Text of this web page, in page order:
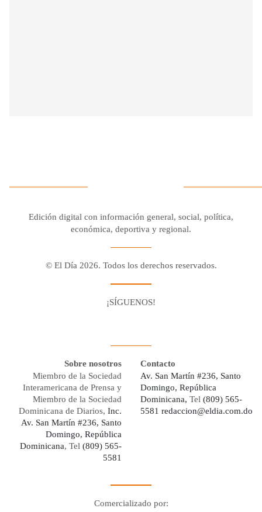
Edición digital con información general, social, política,
económica, deportiva y regional.
© El Día 2026. Todos los derechos reservados.
¡SÍGUENOS!
Sobre nosotros
Miembro de la Sociedad
Interamericana de Prensa y
Miembro de la Sociedad
Dominicana de Diarios, Inc.
Av. San Martín #236, Santo
Domingo, República
Dominicana, Tel (809) 565-
5581
Contacto
Av. San Martín #236, Santo
Domingo, República
Dominicana, Tel (809) 565-
5581 redaccion@eldia.com.do
Comercializado por: